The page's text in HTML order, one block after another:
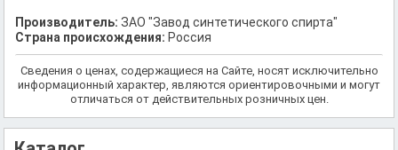
Производитель: ЗАО "Завод синтетического спирта"
Страна происхождения: Россия
Сведения о ценах, содержащиеся на Сайте, носят исключительно
информационный характер, являются ориентировочными и могут
отличаться от действительных розничных цен.